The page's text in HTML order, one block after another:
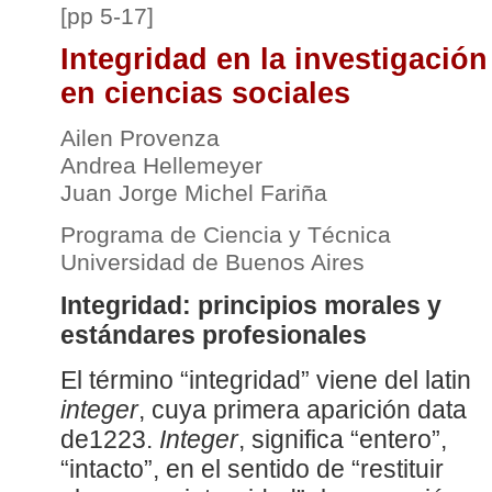
[pp 5-17]
Integridad en la investigación
en ciencias sociales
Ailen Provenza
Andrea Hellemeyer
Juan Jorge Michel Fariña
Programa de Ciencia y Técnica
Universidad de Buenos Aires
Integridad: principios morales y
estándares profesionales
El término “integridad” viene del latin
integer, cuya primera aparición data
de1223. Integer, significa “entero”,
“intacto”, en el sentido de “restituir